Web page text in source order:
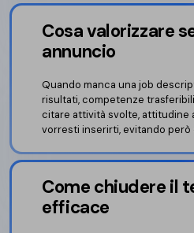
Cosa valorizzare
annuncio
Quando manca una job
risultati, competenze
citare attività svolte, attitudine
vorresti inserirti, evitando
Come chiudere il
efficace